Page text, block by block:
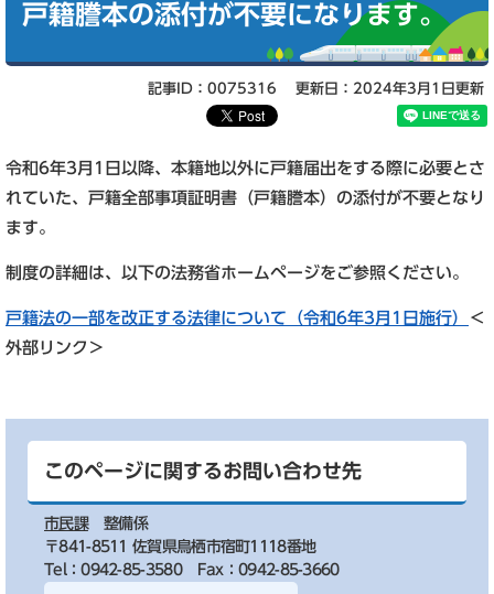
戸籍謄本の添付が不要になります。
記事ID：0075316 更新日：2024年3月1日更新
令和6年3月1日以降、本籍地以外に戸籍届出をする際に必要とさ
れていた、戸籍全部事項証明書（戸籍謄本）の添付が不要となり
ます。
制度の詳細は、以下の法務省ホームページをご参照ください。
戸籍法の一部を改正する法律について（令和6年3月1日施行）
＜
外部リンク＞
このページに関するお問い合わせ先
市民課
整備係
〒841-8511 佐賀県鳥栖市宿町1118番地
Tel：0942-85-3580
Fax：0942-85-3660